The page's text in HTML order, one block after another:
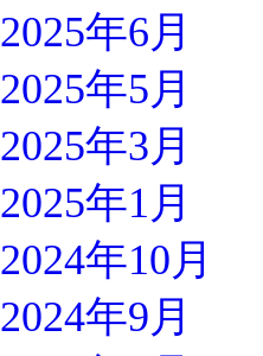
2025年6月
2025年5月
2025年3月
2025年1月
2024年10月
2024年9月